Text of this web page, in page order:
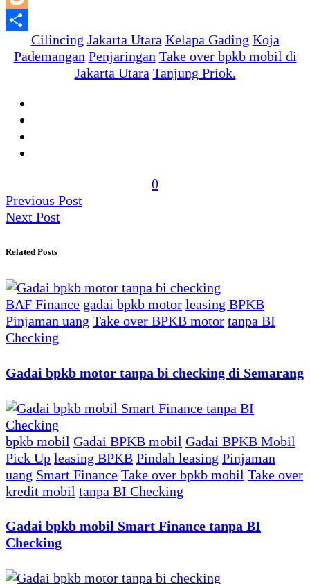
Share
Cilincing Jakarta Utara Kelapa Gading Koja
Pademangan Penjaringan Take over bpkb mobil di
Jakarta Utara Tanjung Priok.
0
Previous Post
Next Post
Related Posts
BAF Finance gadai bpkb motor leasing BPKB
Pinjaman uang Take over BPKB motor tanpa BI
Checking
Gadai bpkb motor tanpa bi checking di Semarang
bpkb mobil Gadai BPKB mobil Gadai BPKB Mobil
Pick Up leasing BPKB Pindah leasing Pinjaman
uang Smart Finance Take over bpkb mobil Take over
kredit mobil tanpa BI Checking
Gadai bpkb mobil Smart Finance tanpa BI
Checking